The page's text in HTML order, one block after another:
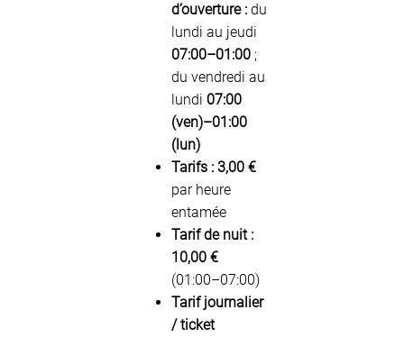
d’ouverture : du
lundi au jeudi
07:00–01:00 ;
du vendredi au
lundi 07:00
(ven)–01:00
(lun)
Tarifs : 3,00 €
par heure
entamée
Tarif de nuit :
10,00 €
(01:00–07:00)
Tarif journalier
/ ticket